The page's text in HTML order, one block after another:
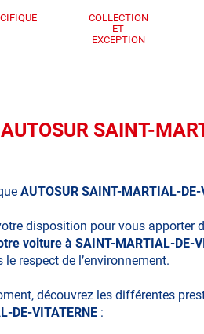
COLLECTION
ET
EXCEPTION
SAINT-
AUTOSUR SAINT-MARTIAL-DE-
disposition pour vous apporter
voiture à SAINT-MARTIAL-DE-
respect de l’environnement.
découvrez les différentes
DE-VITATERNE :